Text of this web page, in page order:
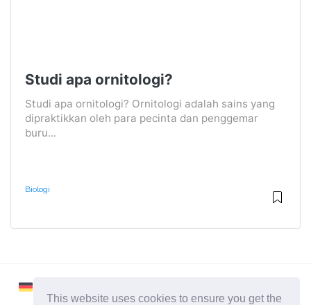
This website uses cookies to ensure you get the
Studi apa ornitologi?
Studi apa ornitologi? Ornitologi adalah sains yang
dipraktikkan oleh para pecinta dan penggemar
buru...
Biologi